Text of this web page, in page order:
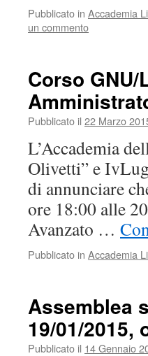
Pubblicato in Accademia
un commento
Corso
Pubblicato il 22 Marzo
L’Accademia
Olivetti” e
di annunciare
ore 18:00 alle
Avanzato …
Pubblicato in Accademia
Assemblea
19/01/2015,
Pubblicato il 14 Gennaio